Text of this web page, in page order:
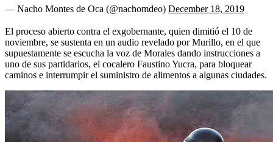
— Nacho Montes de Oca (@nachomdeo) December 18, 2019
El proceso abierto contra el exgobernante, quien dimitió el 10 de
noviembre, se sustenta en un audio revelado por Murillo, en el que
supuestamente se escucha la voz de Morales dando instrucciones a
uno de sus partidarios, el cocalero Faustino Yucra, para bloquear
caminos e interrumpir el suministro de alimentos a algunas ciudades.